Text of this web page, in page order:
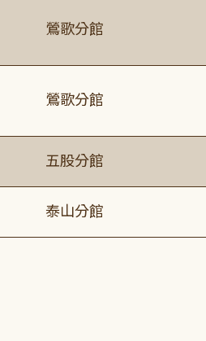
鶯歌分館
鶯歌分館
五股分館
泰山分館